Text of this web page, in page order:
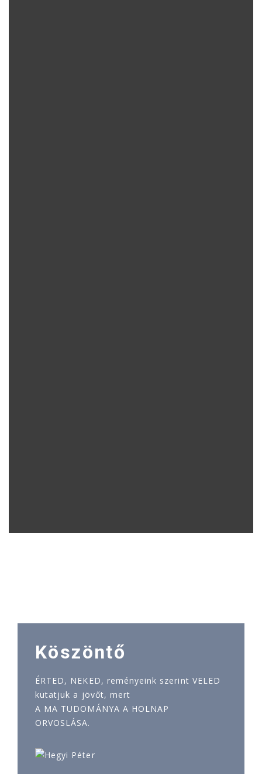
Köszöntő
ÉRTED, NEKED, reményeink szerint VELED
kutatjuk a jövőt, mert
A MA TUDOMÁNYA A HOLNAP
ORVOSLÁSA.